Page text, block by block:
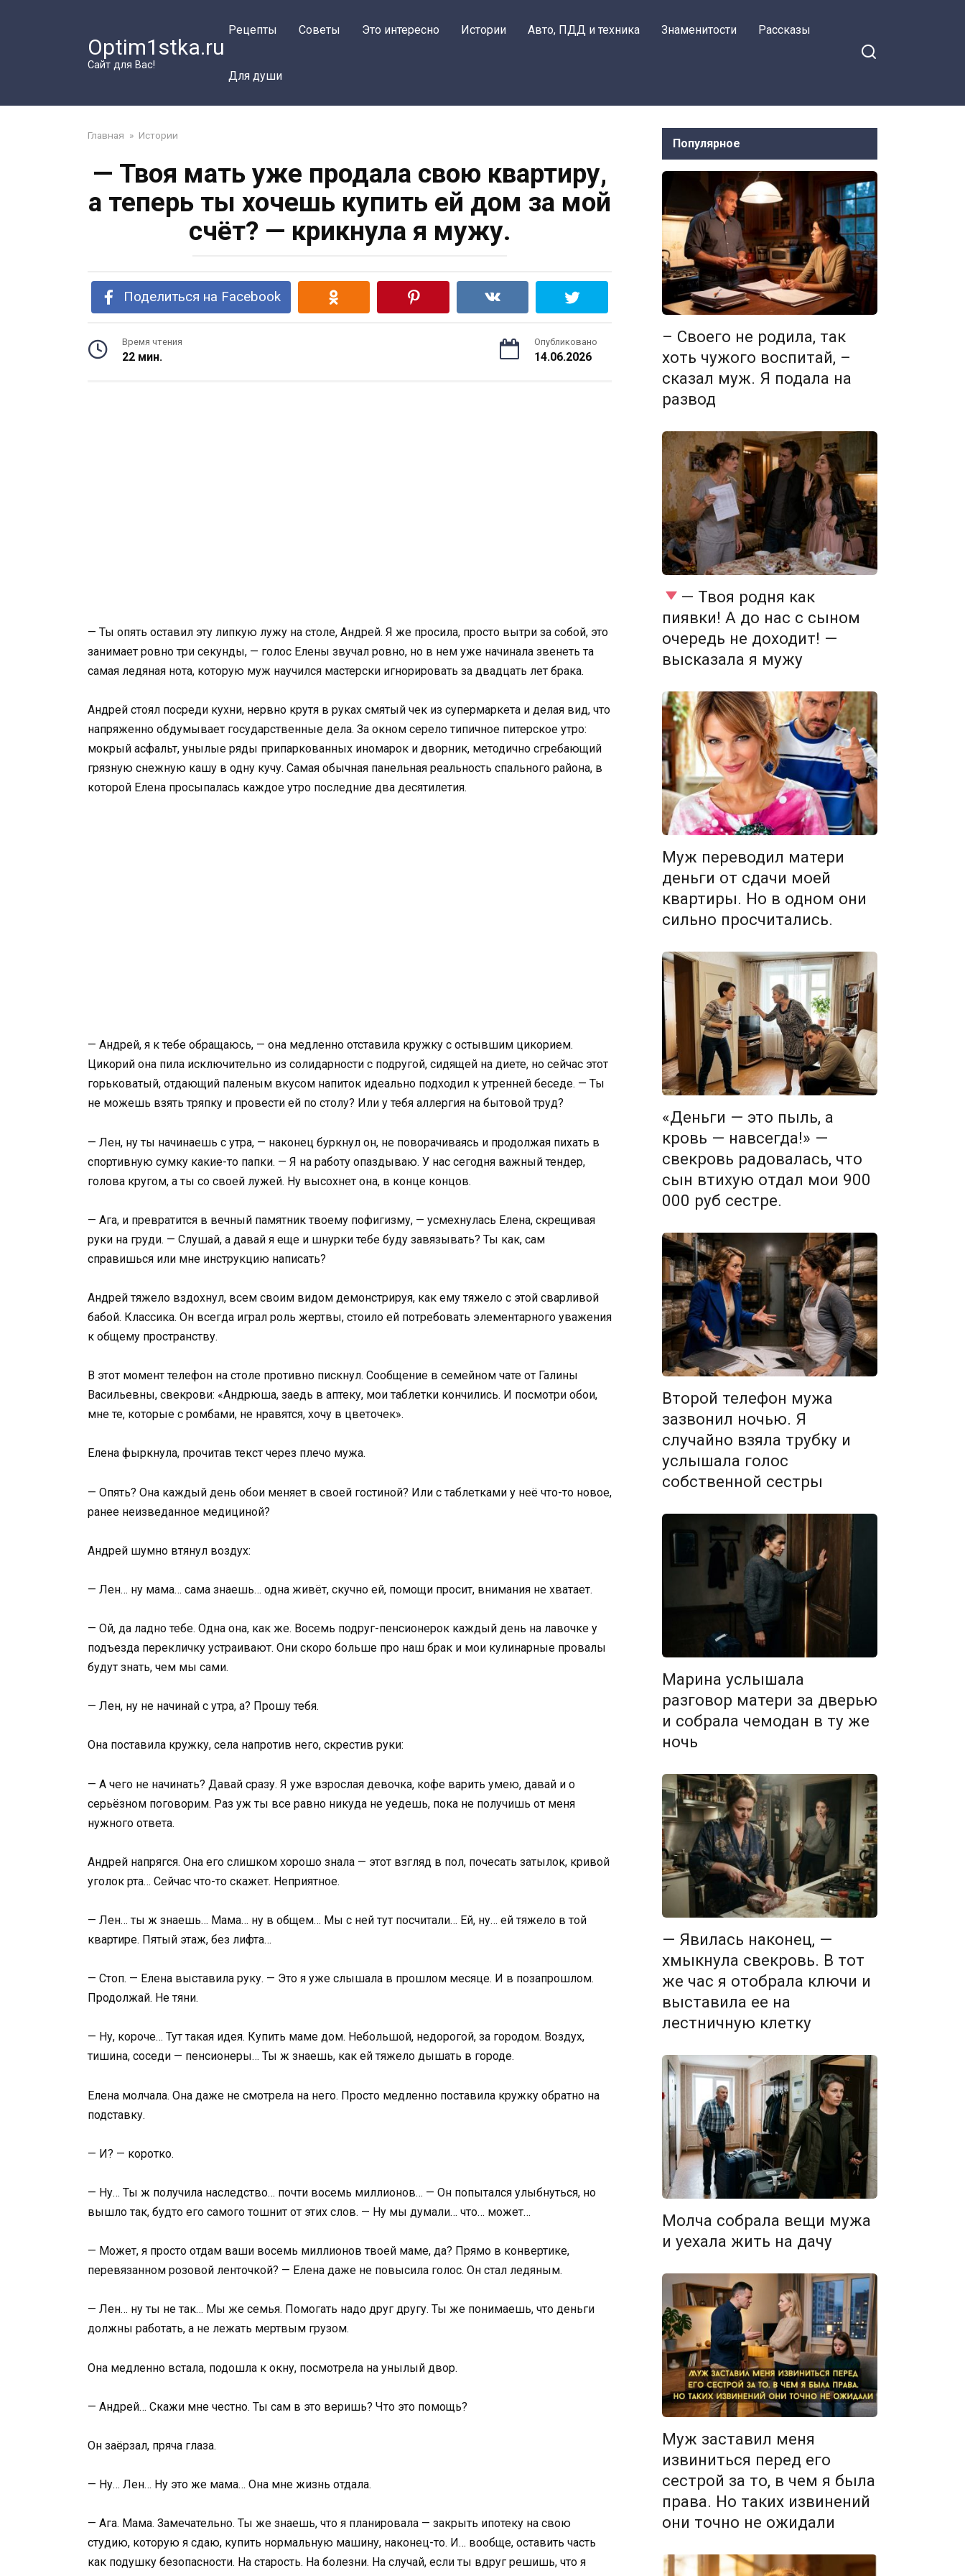
Optim1stka.ru
Сайт для Вас!
Рецепты Советы Это интересно Истории Авто, ПДД и техника Знаменитости Рассказы
Для души
Главная » Истории
— Твоя мать уже продала свою квартиру,
а теперь ты хочешь купить ей дом за мой
счёт? — крикнула я мужу.
Поделиться на Facebook
Время чтения
22 мин.
Опубликовано
14.06.2026
— Ты опять оставил эту липкую лужу на столе, Андрей. Я же просила, просто вытри за собой, это
занимает ровно три секунды, — голос Елены звучал ровно, но в нем уже начинала звенеть та
самая ледяная нота, которую муж научился мастерски игнорировать за двадцать лет брака.
Андрей стоял посреди кухни, нервно крутя в руках смятый чек из супермаркета и делая вид, что
напряженно обдумывает государственные дела. За окном серело типичное питерское утро:
мокрый асфальт, унылые ряды припаркованных иномарок и дворник, методично сгребающий
грязную снежную кашу в одну кучу. Самая обычная панельная реальность спального района, в
которой Елена просыпалась каждое утро последние два десятилетия.
— Андрей, я к тебе обращаюсь, — она медленно отставила кружку с остывшим цикорием.
Цикорий она пила исключительно из солидарности с подругой, сидящей на диете, но сейчас этот
горьковатый, отдающий паленым вкусом напиток идеально подходил к утренней беседе. — Ты
не можешь взять тряпку и провести ей по столу? Или у тебя аллергия на бытовой труд?
— Лен, ну ты начинаешь с утра, — наконец буркнул он, не поворачиваясь и продолжая пихать в
спортивную сумку какие-то папки. — Я на работу опаздываю. У нас сегодня важный тендер,
голова кругом, а ты со своей лужей. Ну высохнет она, в конце концов.
— Ага, и превратится в вечный памятник твоему пофигизму, — усмехнулась Елена, скрещивая
руки на груди. — Слушай, а давай я еще и шнурки тебе буду завязывать? Ты как, сам
справишься или мне инструкцию написать?
Андрей тяжело вздохнул, всем своим видом демонстрируя, как ему тяжело с этой сварливой
бабой. Классика. Он всегда играл роль жертвы, стоило ей потребовать элементарного уважения
к общему пространству.
В этот момент телефон на столе противно пискнул. Сообщение в семейном чате от Галины
Васильевны, свекрови: «Андрюша, заедь в аптеку, мои таблетки кончились. И посмотри обои,
мне те, которые с ромбами, не нравятся, хочу в цветочек».
Елена фыркнула, прочитав текст через плечо мужа.
— Опять? Она каждый день обои меняет в своей гостиной? Или с таблетками у неё что-то новое,
ранее неизведанное медициной?
Андрей шумно втянул воздух:
— Лен… ну мама… сама знаешь… одна живёт, скучно ей, помощи просит, внимания не хватает.
— Ой, да ладно тебе. Одна она, как же. Восемь подруг-пенсионерок каждый день на лавочке у
подъезда перекличку устраивают. Они скоро больше про наш брак и мои кулинарные провалы
будут знать, чем мы сами.
— Лен, ну не начинай с утра, а? Прошу тебя.
Она поставила кружку, села напротив него, скрестив руки:
— А чего не начинать? Давай сразу. Я уже взрослая девочка, кофе варить умею, давай и о
серьёзном поговорим. Раз уж ты все равно никуда не уедешь, пока не получишь от меня
нужного ответа.
Андрей напрягся. Она его слишком хорошо знала — этот взгляд в пол, почесать затылок, кривой
уголок рта… Сейчас что-то скажет. Неприятное.
— Лен… ты ж знаешь… Мама… ну в общем… Мы с ней тут посчитали… Ей, ну… ей тяжело в той
квартире. Пятый этаж, без лифта…
— Стоп. — Елена выставила руку. — Это я уже слышала в прошлом месяце. И в позапрошлом.
Продолжай. Не тяни.
— Ну, короче… Тут такая идея. Купить маме дом. Небольшой, недорогой, за городом. Воздух,
тишина, соседи — пенсионеры… Ты ж знаешь, как ей тяжело дышать в городе.
Елена молчала. Она даже не смотрела на него. Просто медленно поставила кружку обратно на
подставку.
— И? — коротко.
— Ну… Ты ж получила наследство… почти восемь миллионов… — Он попытался улыбнуться, но
вышло так, будто его самого тошнит от этих слов. — Ну мы думали… что… может…
— Может, я просто отдам ваши восемь миллионов твоей маме, да? Прямо в конвертике,
перевязанном розовой ленточкой? — Елена даже не повысила голос. Он стал ледяным.
— Лен… ну ты не так… Мы же семья. Помогать надо друг другу. Ты же понимаешь, что деньги
должны работать, а не лежать мертвым грузом.
Она медленно встала, подошла к окну, посмотрела на унылый двор.
— Андрей… Скажи мне честно. Ты сам в это веришь? Что это помощь?
Он заёрзал, пряча глаза.
— Ну… Лен… Ну это же мама… Она мне жизнь отдала.
— Ага. Мама. Замечательно. Ты же знаешь, что я планировала — закрыть ипотеку на свою
студию, которую я сдаю, купить нормальную машину, наконец-то. И… вообще, оставить часть
как подушку безопасности. На старость. На болезни. На случай, если ты вдруг решишь, что я
Популярное
– Своего не родила, так
хоть чужого воспитай, –
сказал муж. Я подала на
развод
— Твоя родня как
пиявки! А до нас с сыном
очередь не доходит! —
высказала я мужу
Муж переводил матери
деньги от сдачи моей
квартиры. Но в одном они
сильно просчитались.
«Деньги — это пыль, а
кровь — навсегда!» —
свекровь радовалась, что
сын втихую отдал мои 900
000 руб сестре.
Второй телефон мужа
зазвонил ночью. Я
случайно взяла трубку и
услышала голос
собственной сестры
Марина услышала
разговор матери за дверью
и собрала чемодан в ту же
ночь
— Явилась наконец, —
хмыкнула свекровь. В тот
же час я отобрала ключи и
выставила ее на
лестничную клетку
Молча собрала вещи мужа
и уехала жить на дачу
Муж заставил меня
извиниться перед его
сестрой за то, в чем я была
права. Но таких извинений
они точно не ожидали